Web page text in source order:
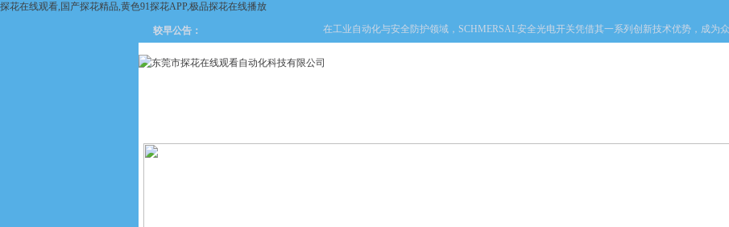
探花在线观看,国产探花精品,黄色91探花APP,极品探花在线播放
较早公告： 在工业自动化与安全防护领域，SCHMERSAL安全光电开关凭借其一系列创新技术优势，成为众